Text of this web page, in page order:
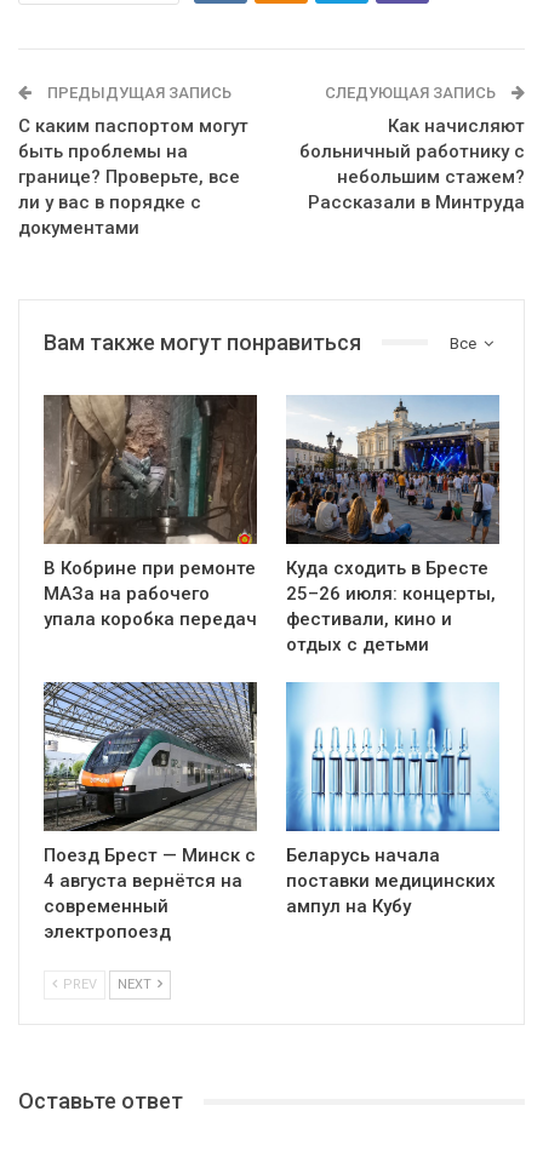
ПРЕДЫДУЩАЯ ЗАПИСЬ
С каким паспортом могут
быть проблемы на
границе? Проверьте, все
ли у вас в порядке с
документами
СЛЕДУЮЩАЯ ЗАПИСЬ
Как начисляют
больничный работнику с
небольшим стажем?
Рассказали в Минтруда
Все
Вам также могут понравиться
В Кобрине при ремонте
МАЗа на рабочего
упала коробка передач
Куда сходить в Бресте
25–26 июля: концерты,
фестивали, кино и
отдых с детьми
Поезд Брест — Минск с
4 августа вернётся на
современный
электропоезд
Беларусь начала
поставки медицинских
ампул на Кубу
PREV NEXT
Оставьте ответ